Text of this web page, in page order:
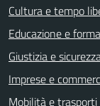
Cultura e tempo
Educazione e
Giustizia e
Imprese e
Mobilità e trasporti